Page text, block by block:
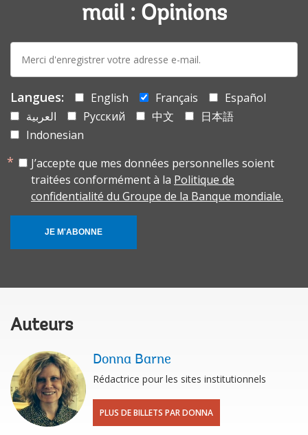
mail : Opinions
mail:
Langues: English Français
Español
العربية
Русский 中文
日本語
Indonesian
J’accepte que mes données personnelles soient
traitées conformément à la Politique de
confidentialité du Groupe de la Banque mondiale.
JE M'ABONNE
Auteurs
Donna Barne
Rédactrice pour les sites institutionnels
PLUS DE BILLETS PAR DONNA